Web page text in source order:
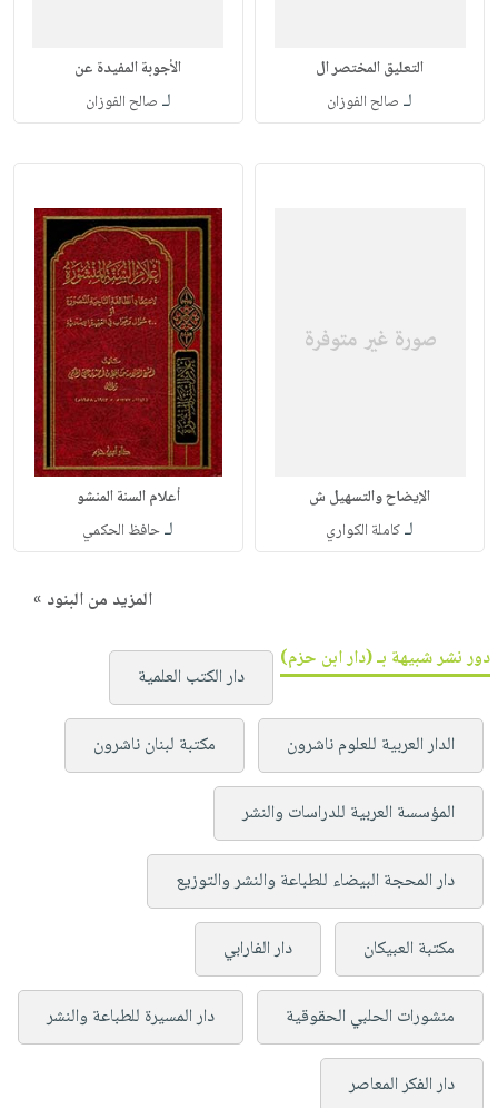
التعليق المختصر ال
لـ صالح الفوزان
الأجوبة المفيدة عن
لـ صالح الفوزان
الإيضاح والتسهيل ش
لـكاملة الكواري
أعلام السنة المنشو
لـحافظ الحكمي
المزيد من البنود »
دور نشر شبيهة بـ (دار ابن حزم)
دار الكتب العلمية
الدار العربية للعلوم ناشرون مكتبة لبنان ناشرون
المؤسسة العربية للدراسات والنشر
دار المحجة البيضاء للطباعة والنشر والتوزيع
مكتبة العبيكان دار الفارابي
منشورات الحلبي الحقوقية دار المسيرة للطباعة والنشر
دار الفكر المعاصر